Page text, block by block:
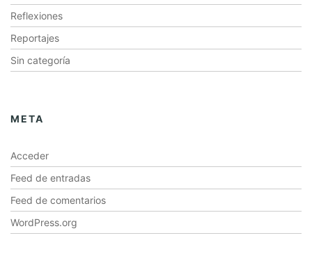
Reflexiones
Reportajes
Sin categoría
META
Acceder
Feed de entradas
Feed de comentarios
WordPress.org